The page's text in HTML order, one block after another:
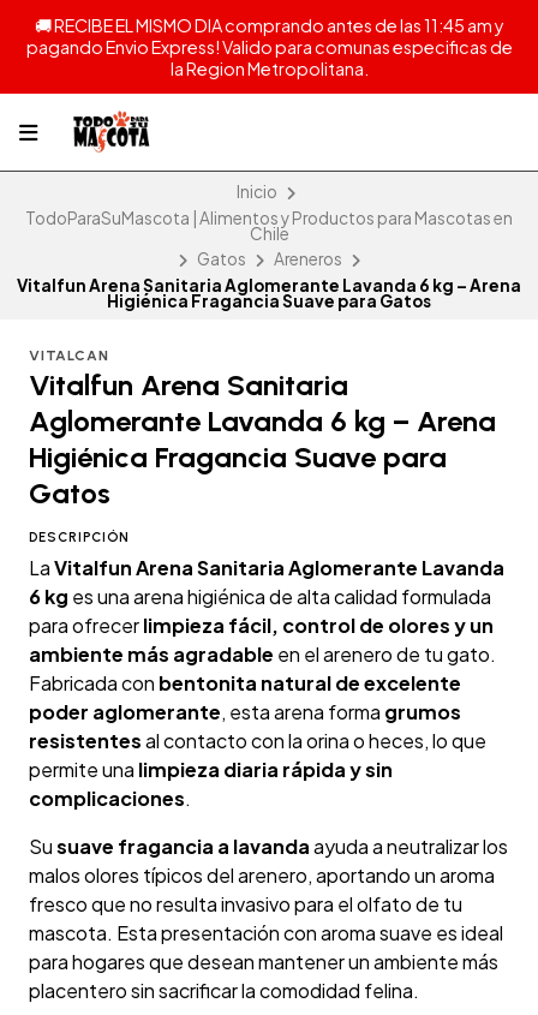
🚚 RECIBE EL MISMO DIA comprando antes de las 11:45 am y
pagando Envio Express! Valido para comunas especificas de
la Region Metropolitana.
Inicio
TodoParaSuMascota | Alimentos y Productos para Mascotas en
Chile
Gatos
Areneros
Vitalfun Arena Sanitaria Aglomerante Lavanda 6 kg – Arena
Higiénica Fragancia Suave para Gatos
VITALCAN
Vitalfun Arena Sanitaria
Aglomerante Lavanda 6 kg – Arena
Higiénica Fragancia Suave para
Gatos
DESCRIPCIÓN
LaVitalfun Arena Sanitaria Aglomerante Lavanda
6 kg es una arena higiénica de alta calidad formulada
para ofrecerlimpieza fácil, control de olores y un
ambiente más agradable en el arenero de tu gato.
Fabricada con bentonita natural de excelente
poder aglomerante, esta arena forma grumos
resistentesal contacto con la orina o heces, lo que
permite una limpieza diaria rápida y sin
complicaciones.
Susuave fragancia a lavandaayuda a neutralizar los
malos olores típicos del arenero, aportando un aroma
fresco que no resulta invasivo para el olfato de tu
mascota. Esta presentación con aroma suave es ideal
para hogares que desean mantener un ambiente más
placentero sin sacrificar la comodidad felina.